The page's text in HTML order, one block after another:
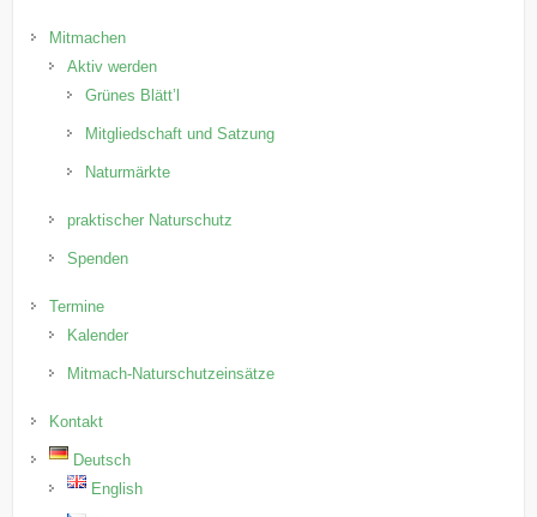
Mitmachen
Aktiv werden
Grünes Blätt’l
Mitgliedschaft und Satzung
Naturmärkte
praktischer Naturschutz
Spenden
Termine
Kalender
Mitmach-Naturschutzeinsätze
Kontakt
Deutsch
English